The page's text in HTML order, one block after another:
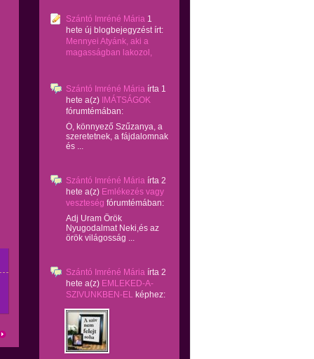
Szántó Imréné Mária 1
hete új blogbejegyzést írt:
Mennyei Atyánk, aki a
magasságban lakozol,
Szántó Imréné Mária írta 1
hete a(z) IMÁTSÁGOK
fórumtémában:
Ó, könnyező Szűzanya, a
szeretetnek, a fájdalomnak
és ...
Szántó Imréné Mária írta 2
hete a(z) Emlékezés vagy
veszteség fórumtémában:
Adj Uram Örök
Nyugodalmat Neki,és az
örök világosság ...
Szántó Imréné Mária írta 2
hete a(z) EMLEKED-A-
SZIVUNKBEN-EL képhez: